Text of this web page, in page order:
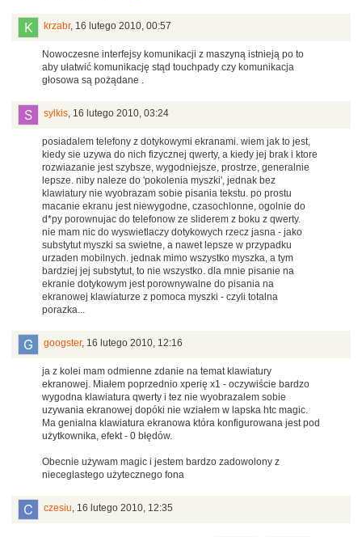
krzabr, 16 lutego 2010, 00:57
Nowoczesne interfejsy komunikacji z maszyną istnieją po to
aby ułatwić komunikację stąd touchpady czy komunikacja
głosowa są pożądane .
sylkis, 16 lutego 2010, 03:24
posiadalem telefony z dotykowymi ekranami. wiem jak to jest,
kiedy sie uzywa do nich fizycznej qwerty, a kiedy jej brak i ktore
rozwiazanie jest szybsze, wygodniejsze, prostrze, generalnie
lepsze. niby naleze do 'pokolenia myszki', jednak bez
klawiatury nie wyobrazam sobie pisania tekstu. po prostu
macanie ekranu jest niewygodne, czasochlonne, ogolnie do
d*py porownujac do telefonow ze sliderem z boku z qwerty.
nie mam nic do wyswietlaczy dotykowych rzecz jasna - jako
substytut myszki sa swietne, a nawet lepsze w przypadku
urzaden mobilnych. jednak mimo wszystko myszka, a tym
bardziej jej substytut, to nie wszystko. dla mnie pisanie na
ekranie dotykowym jest porownywalne do pisania na
ekranowej klawiaturze z pomoca myszki - czyli totalna
porazka...
googster, 16 lutego 2010, 12:16
ja z kolei mam odmienne zdanie na temat klawiatury
ekranowej. Miałem poprzednio xperię x1 - oczywiście bardzo
wygodna klawiatura qwerty i tez nie wyobrazalem sobie
uzywania ekranowej dopóki nie wziałem w lapska htc magic.
Ma genialna klawiatura ekranowa która konfigurowana jest pod
użytkownika, efekt - 0 błędów.
Obecnie używam magic i jestem bardzo zadowolony z
nieceglastego użytecznego fona
czesiu, 16 lutego 2010, 12:35